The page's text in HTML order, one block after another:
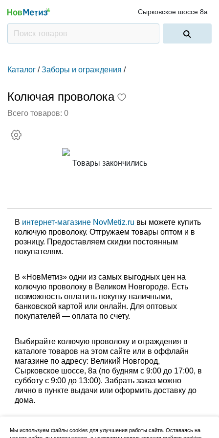
Сырковское шоссе 8а
Каталог / Заборы и ограждения /
Колючая проволока
Всего товаров: 0
Товары закончились
В интернет-магазине NovMetiz.ru вы можете купить
колючую проволоку. Отгружаем товары оптом и в
розницу. Предоставляем скидки постоянным
покупателям.
В «НовМетиз» одни из самых выгодных цен на
колючую проволоку в Великом Новгороде. Есть
возможность оплатить покупку наличными,
банковской картой или онлайн. Для оптовых
покупателей — оплата по счету.
Выбирайте колючую проволоку и ограждения в
каталоге товаров на этом сайте или в оффлайн
магазине по адресу: Великий Новгород,
Сырковское шоссе, 8а (по будням с 9:00 до 17:00, в
субботу с 9:00 до 13:00). Забрать заказ можно
лично в пункте выдачи или оформить доставку до
дома.
Мы используем файлы cookies для улучшения работы сайта. Оставаясь на